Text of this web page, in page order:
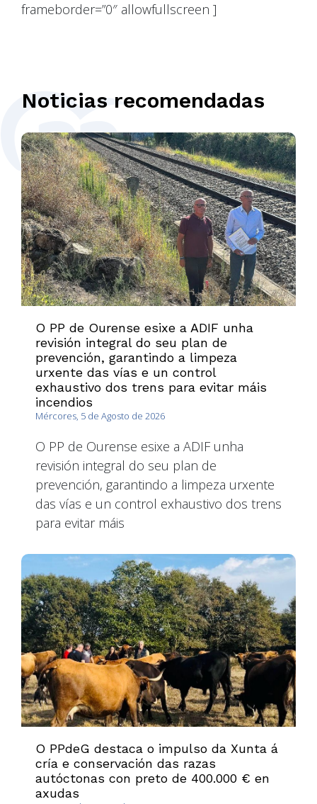
frameborder=”0″ allowfullscreen ]
Noticias recomendadas
O PP de Ourense esixe a ADIF unha
revisión integral do seu plan de
prevención, garantindo a limpeza
urxente das vías e un control
exhaustivo dos trens para evitar máis
incendios
Mércores, 5 de Agosto de 2026
O PP de Ourense esixe a ADIF unha
revisión integral do seu plan de
prevención, garantindo a limpeza urxente
das vías e un control exhaustivo dos trens
para evitar máis
O PPdeG destaca o impulso da Xunta á
cría e conservación das razas
autóctonas con preto de 400.000 € en
axudas